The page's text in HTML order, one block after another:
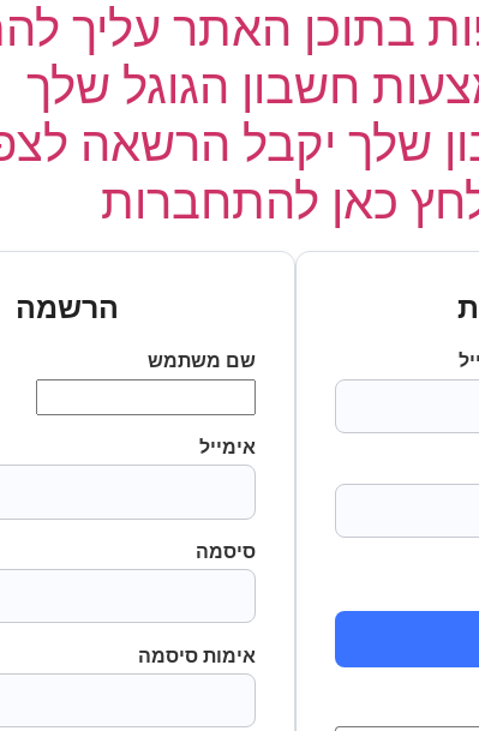
בתוכן האתר עליך
חשבון הגוגל שלך
שלך יקבל הרשאה
כאן להתחברות
הרשמה
שם משתמש
אימייל
סיסמה
אימות סיסמה